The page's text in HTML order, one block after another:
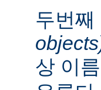
두번째
상 이